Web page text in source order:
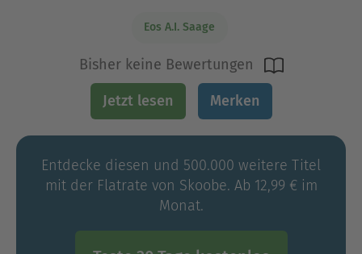
Eos A.I. Saage
Bisher keine Bewertungen
Jetzt lesen Merken
Entdecke diesen und 500.000 weitere Titel
mit der Flatrate von Skoobe. Ab 12,99 € im
Monat.